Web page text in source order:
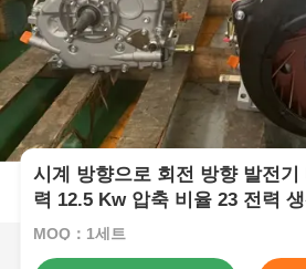
시계 방향으로 회전 방향 발전기
력 12.5 Kw 압축 비율 23 전력
MOQ：1세트